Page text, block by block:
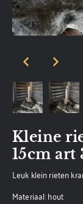
Kleine
15cm art
Leuk klein rieten
Materiaal: hout